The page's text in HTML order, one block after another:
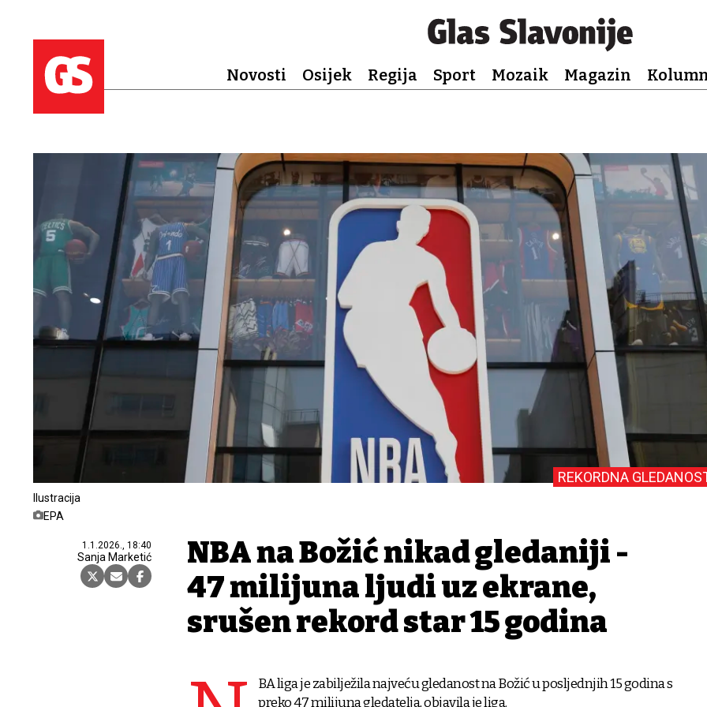
Novosti Osijek Regija Sport Mozaik Magazin
Ilustracija
EPA
1.1.2026., 18:40
Sanja Marketić
REKORDNA
NBA na Božić nikad gledaniji -
47 milijuna ljudi uz ekrane,
srušen rekord star 15 godina
BA liga je zabilježila najveću gledanost na Božić u posljednjih 15 godina s
preko 47 milijuna gledatelja, objavila je liga.